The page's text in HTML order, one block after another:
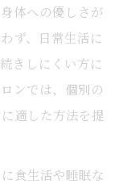
体への優しさが
ず、日常生活に
きしにくい方に
ンでは、個別の
適した方法を提
食生活や睡眠な